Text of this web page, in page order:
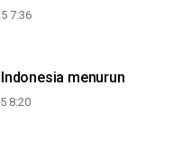
7:36
menurun
8:20